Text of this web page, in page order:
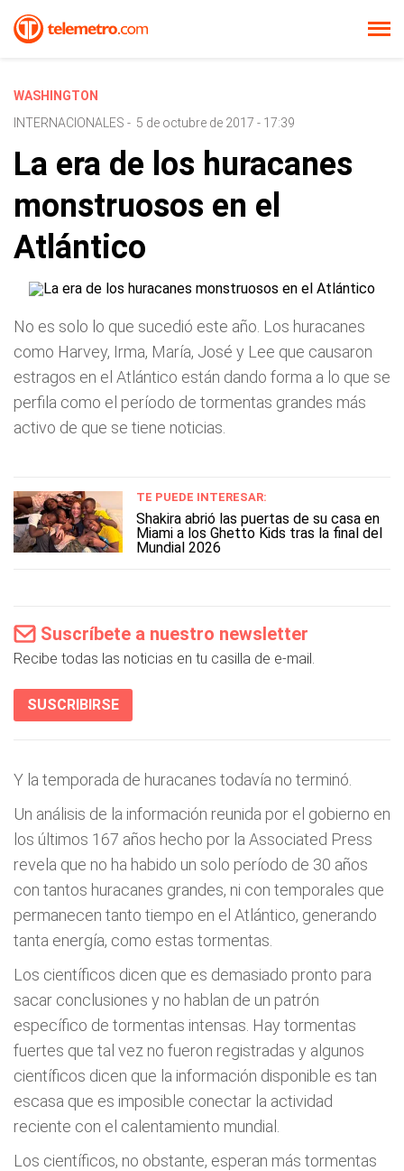
WASHINGTON
INTERNACIONALES - 5 de octubre de 2017 - 17:39
La era de los huracanes
monstruosos en el
Atlántico
No es solo lo que sucedió este año. Los huracanes
como Harvey, Irma, María, José y Lee que causaron
estragos en el Atlántico están dando forma a lo que se
perfila como el período de tormentas grandes más
activo de que se tiene noticias.
TE PUEDE INTERESAR:
Shakira abrió las puertas de su casa en
Miami a los Ghetto Kids tras la final del
Mundial 2026
Suscríbete a nuestro newsletter
Recibe todas las noticias en tu casilla de e-mail.
SUSCRIBIRSE
Y la temporada de huracanes todavía no terminó.
Un análisis de la información reunida por el gobierno en
los últimos 167 años hecho por la Associated Press
revela que no ha habido un solo período de 30 años
con tantos huracanes grandes, ni con temporales que
permanecen tanto tiempo en el Atlántico, generando
tanta energía, como estas tormentas.
Los científicos dicen que es demasiado pronto para
sacar conclusiones y no hablan de un patrón
específico de tormentas intensas. Hay tormentas
fuertes que tal vez no fueron registradas y algunos
científicos dicen que la información disponible es tan
escasa que es imposible conectar la actividad
reciente con el calentamiento mundial.
Los científicos, no obstante, esperan más tormentas